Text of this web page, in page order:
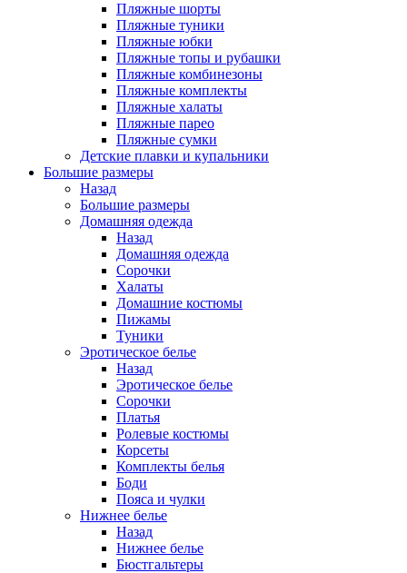
Пляжные шорты
Пляжные туники
Пляжные юбки
Пляжные топы и рубашки
Пляжные комбинезоны
Пляжные комплекты
Пляжные халаты
Пляжные парео
Пляжные сумки
Детские плавки и купальники
Большие размеры
Назад
Большие размеры
Домашняя одежда
Назад
Домашняя одежда
Сорочки
Халаты
Домашние костюмы
Пижамы
Туники
Эротическое белье
Назад
Эротическое белье
Сорочки
Платья
Ролевые костюмы
Корсеты
Комплекты белья
Боди
Пояса и чулки
Нижнее белье
Назад
Нижнее белье
Бюстгальтеры